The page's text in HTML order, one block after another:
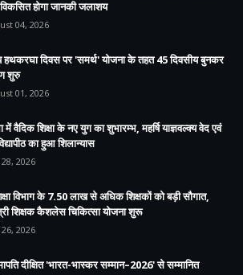
होगा जानकी जलाशय
04, 2026
हथकरघा दिवस पर 'समर्थ' योजना के तहत 45 दिवसीय बुनकर
शुरु
01, 2026
में वैदिक शिक्षा के नए युग का शुभारम्भ, महर्षि याज्ञवल्क्य वेद एवं
का हुआ शिलान्यास
28, 2026
विभाग के 7.50 लाख से अधिक शिक्षकों को बड़ी सौगात,
शिक्षक कैशलेस चिकित्सा योजना शुरू
26, 2026
दीक्षित 'भारत-भास्कर सम्मान–2026' से सम्मानित